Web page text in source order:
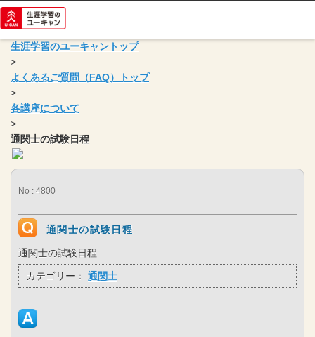
生涯学習のユーキャントップ
>
よくあるご質問（FAQ）トップ
>
各講座について
>
通関士の試験日程
No : 4800
通関士の試験日程
通関士の試験日程
カテゴリー： 通関士